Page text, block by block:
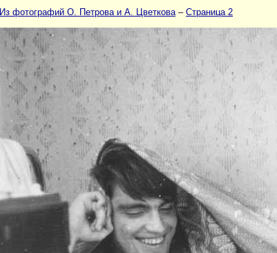
Из фотографий О. Петрова и А. Цветкова– Страница 2